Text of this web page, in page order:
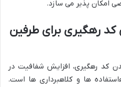
امکان پذیر می سازد.
کد رهگیری برای طرفین
کد رهگیری، افزایش شفافیت در
ها و کلاهبرداری ها است.